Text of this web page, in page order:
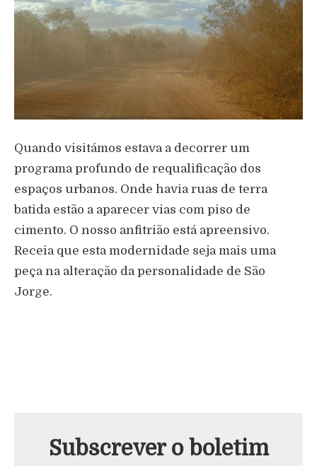
Quando visitámos estava a decorrer um
programa profundo de requalificação dos
espaços urbanos. Onde havia ruas de terra
batida estão a aparecer vias com piso de
cimento. O nosso anfitrião está apreensivo.
Receia que esta modernidade seja mais uma
peça na alteração da personalidade de São
Jorge.
Subscrever o boletim